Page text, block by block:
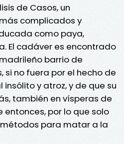
de Casos, un
complicados y
como paya,
El cadáver es encontrado
barrio de
no fuera por el hecho de
y atroz, y de que su
también en vísperas de
entonces, por lo que solo
para matar a la